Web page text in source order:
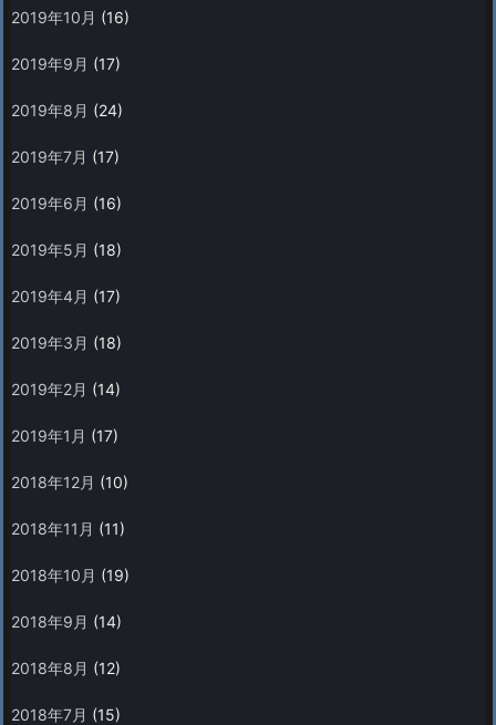
2019年10月 (16)
2019年9月 (17)
2019年8月 (24)
2019年7月 (17)
2019年6月 (16)
2019年5月 (18)
2019年4月 (17)
2019年3月 (18)
2019年2月 (14)
2019年1月 (17)
2018年12月 (10)
2018年11月 (11)
2018年10月 (19)
2018年9月 (14)
2018年8月 (12)
2018年7月 (15)